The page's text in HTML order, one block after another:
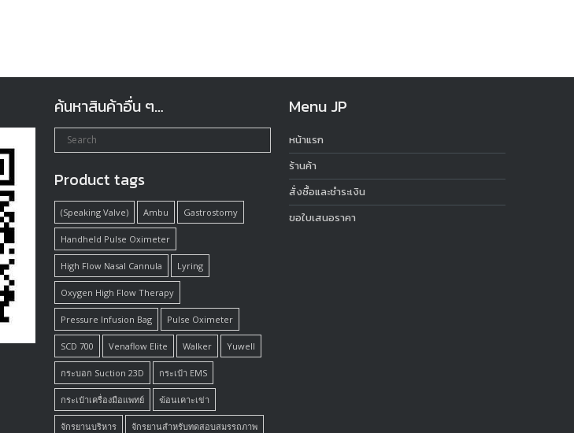
ค้นหาสินค้าอื่น ๆ…
Product tags
(Speaking Valve) Ambu Gastrostomy
Handheld Pulse Oximeter
High Flow Nasal Cannula Lyring
Oxygen High Flow Therapy
Pressure Infusion Bag Pulse Oximeter
SCD 700 Venaflow Elite Walker Yuwell
กระบอก Suction 23D กระเป๋า EMS
กระเป๋าเครื่องมือแพทย์ ฆ้อนเคาะเข่า
จักรยานบริหาร จักรยานสำหรับทดสอบสมรรถภาพ
Menu JP
หน้าแรก
ร้านค้า
สั่งซื้อและชำระเงิน
ขอใบเสนอราคา